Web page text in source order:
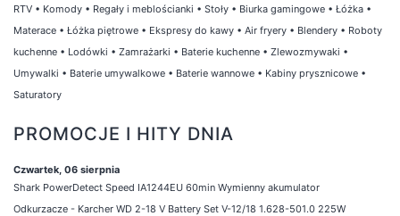
RTV • Komody • Regały i meblościanki • Stoły • Biurka gamingowe • Łóżka •
Materace • Łóżka piętrowe • Ekspresy do kawy • Air fryery • Blendery • Roboty
kuchenne • Lodówki • Zamrażarki • Baterie kuchenne • Zlewozmywaki •
Umywalki • Baterie umywalkowe • Baterie wannowe • Kabiny prysznicowe •
Saturatory
PROMOCJE I HITY DNIA
Czwartek, 06 sierpnia
Shark PowerDetect Speed IA1244EU 60min Wymienny akumulator
Odkurzacze - Karcher WD 2-18 V Battery Set V-12/18 1.628-501.0 225W